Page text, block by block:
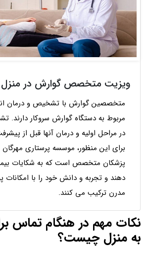
ویزیت متخصص گوارش در
متخصصین گوارش با تشخیص و درمان
مربوط به دستگاه گوارش سروکار دارند.
در مراحل اولیه و درمان آنها قبل از
برای این منظور، موسسه پرستاری
پزشکان متخصص است که به شکایات
دهند و تجربه و دانش خود را با امکانات
مدرن ترکیب می کنند.
نکات مهم در هنگام تماس
به منزل چیست؟